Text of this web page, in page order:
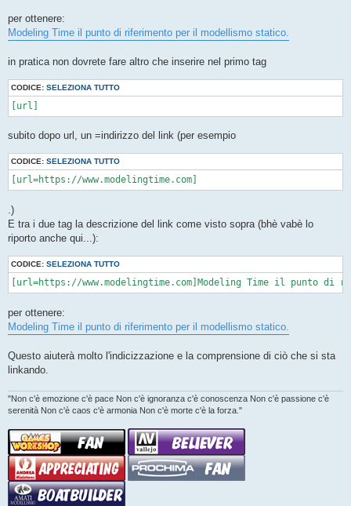
per ottenere:
Modeling Time il punto di riferimento per il modellismo statico.
in pratica non dovrete fare altro che inserire nel primo tag
CODICE: SELEZIONA TUTTO
[url]
subito dopo url, un =indirizzo del link (per esempio
CODICE: SELEZIONA TUTTO
[url=https://www.modelingtime.com]
.)
E tra i due tag la descrizione del link come visto sopra (bhè vabè lo
riporto anche qui...):
CODICE: SELEZIONA TUTTO
[url=https://www.modelingtime.com]Modeling Time il punto
per ottenere:
Modeling Time il punto di riferimento per il modellismo statico.
Questo aiuterà molto l'indicizzazione e la comprensione di ciò che si sta
linkando.
"Non c'è emozione c'è pace Non c'è ignoranza c'è conoscenza Non c'è passione c'è
serenità Non c'è caos c'è armonia Non c'è morte c'è la forza."